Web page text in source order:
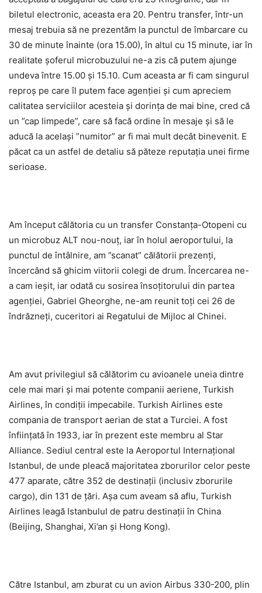
biletul electronic, aceasta era 20. Pentru transfer, într-un
mesaj trebuia să ne prezentăm la punctul de îmbarcare cu
30 de minute înainte (ora 15.00), în altul cu 15 minute, iar în
realitate șoferul microbuzului ne-a zis că putem ajunge
undeva între 15.00 și 15.10. Cum aceasta ar fi cam singurul
reproș pe care îl putem face agenției și cum apreciem
calitatea serviciilor acesteia și dorința de mai bine, cred că
un ”cap limpede”, care să facă ordine în mesaje și să le
aducă la același ”numitor” ar fi mai mult decât binevenit. E
păcat ca un astfel de detaliu să păteze reputația unei firme
serioase.
Am început călătoria cu un transfer Constanța-Otopeni cu
un microbuz ALT nou-nouț, iar în holul aeroportului, la
punctul de întâlnire, am ”scanat” călătorii prezenți,
încercând să ghicim viitorii colegi de drum. Încercarea ne-
a cam ieșit, iar odată cu sosirea însoțitorului din partea
agenției, Gabriel Gheorghe, ne-am reunit toți cei 26 de
îndrăzneți, cuceritori ai Regatului de Mijloc al Chinei.
Am avut privilegiul să călătorim cu avioanele uneia dintre
cele mai mari și mai potente companii aeriene, Turkish
Airlines, în condiții impecabile. Turkish Airlines este
compania de transport aerian de stat a Turciei. A fost
înființată în 1933, iar în prezent este membru al Star
Alliance. Sediul central este la Aeroportul Internațional
Istanbul, de unde pleacă majoritatea zborurilor celor peste
477 aparate, către 352 de destinații (inclusiv zborurile
cargo), din 131 de țări. Așa cum aveam să aflu, Turkish
Airlines leagă Istanbulul de patru destinații în China
(Beijing, Shanghai, Xi’an și Hong Kong).
Către Istanbul, am zburat cu un avion Airbus 330-200, plin